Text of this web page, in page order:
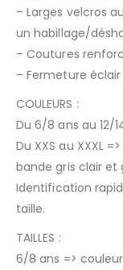
– Larges velcros
un habillage/
– Coutures
– Fermeture
COULEURS :
Du 6/8 ans au 12/
Du XXS au XXXL
bande gris clair et
Identification
taille.
TAILLES :
6/8 ans => couleur